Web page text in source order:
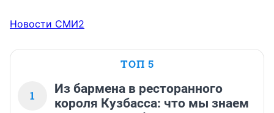
Новости СМИ2
ТОП 5
1
Из бармена в ресторанного
короля Кузбасса: что мы знаем